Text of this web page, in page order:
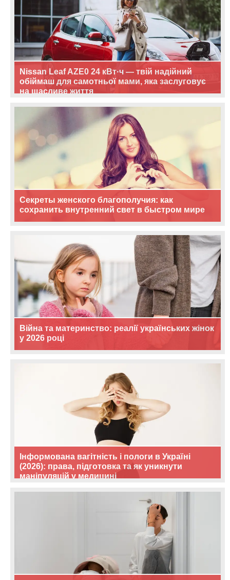
Nissan Leaf AZE0 24 кВт·ч — твій надійний
обіймаш для самотньої мами, яка заслуговує
на щасливе життя
Секреты женского благополучия: как
сохранить внутренний свет в быстром мире
Війна та материнство: реалії українських жінок
у 2026 році
Інформована вагітність і пологи в Україні
(2026): права, підготовка та як уникнути
маніпуляцій у медицині